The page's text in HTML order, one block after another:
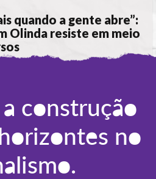
quando a gente abre”:
Olinda resiste em meio
construção
no